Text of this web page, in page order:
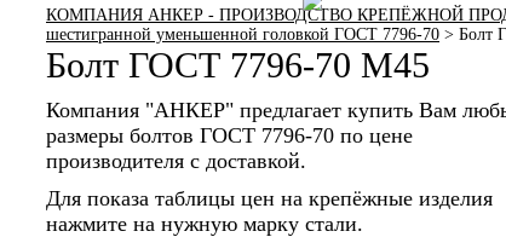
КОМПАНИЯ АНКЕР - ПРОИЗВОДСТВО КРЕПЁЖНОЙ
шестигранной уменьшенной головкой ГОСТ 7796-70 > Болт
Болт ГОСТ 7796-70 M45
Компания "АНКЕР" предлагает купить Вам
размеры болтов ГОСТ 7796-70 по цене
производителя с доставкой.
Для показа таблицы цен на крепёжные изделия
нажмите на нужную марку стали.